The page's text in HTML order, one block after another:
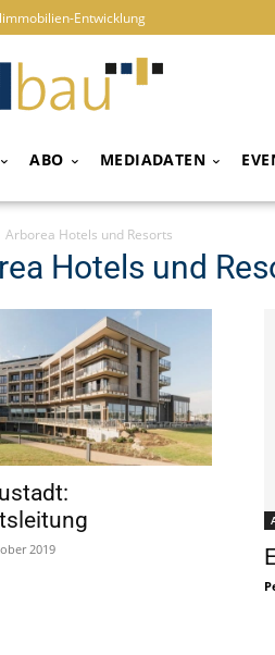
Entwicklung
ABO MEDIADATEN
Arborea Hotels und Resorts
Hotels und
2019